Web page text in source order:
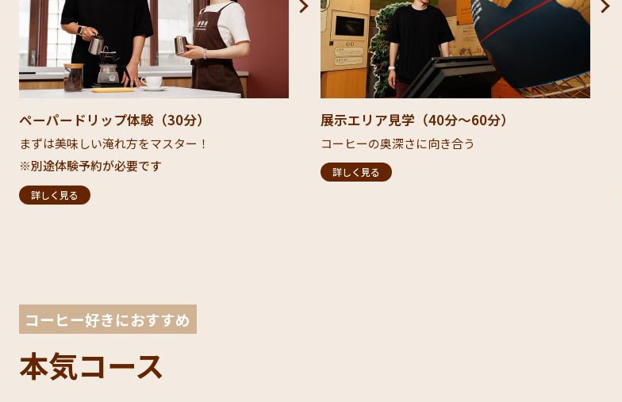
ペーパードリップ体験（30分）​
まずは美味しい淹れ方をマスター！​
​※別途体験予約が必要です​
詳しく見る
展示エリア見学（40分～60分）​
コーヒーの奥深さに向き合う​
詳しく見る
コーヒー好き​におすすめ
本気コース​